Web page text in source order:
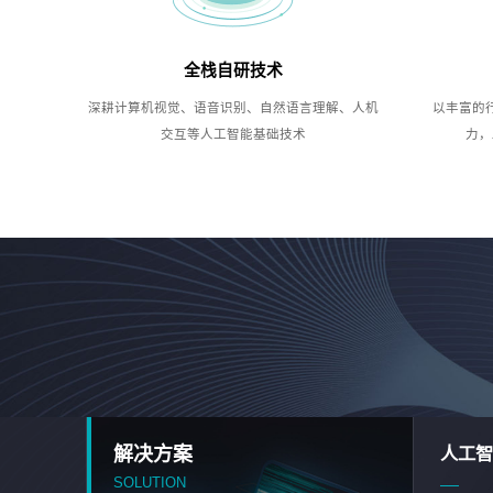
全栈自研技术
深耕计算机视觉、语音识别、自然语言理解、人机
交互等人工智能基础技术
以丰富的
力
解决方案
SOLUTION
人工